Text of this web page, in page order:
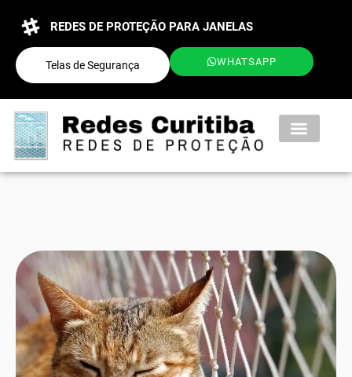
REDES DE PROTEÇÃO PARA JANELAS
Telas de Segurança WHATSAPP